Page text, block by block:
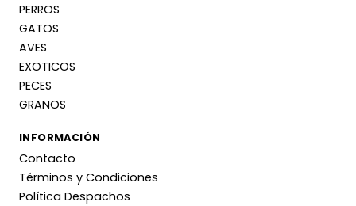
PERROS
GATOS
AVES
EXOTICOS
PECES
GRANOS
INFORMACIÓN
Contacto
Términos y Condiciones
Política Despachos